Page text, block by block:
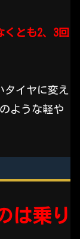
くとも2、3回
イヤに変え
ような軽や
は乗り